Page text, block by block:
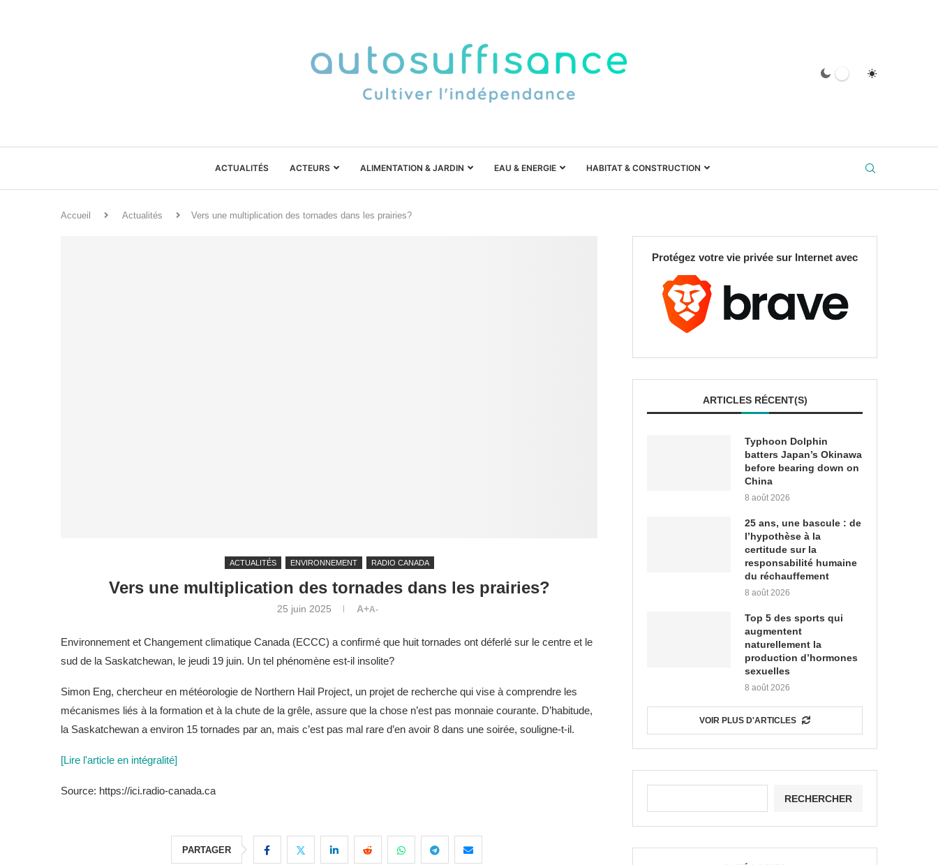
ACTUALITÉS ACTEURS ALIMENTATION & JARDIN EAU & ENERGIE HABITAT & CONSTRUCTION
Accueil Actualités Vers une multiplication des tornades dans les prairies?
ACTUALITÉS ENVIRONNEMENT RADIO CANADA
Vers une multiplication des tornades dans les prairies?
25 juin 2025 A+A-
Environnement et Changement climatique Canada (ECCC) a confirmé que huit tornades ont déferlé sur le centre et le
sud de la Saskatchewan, le jeudi 19 juin. Un tel phénomène est-il insolite?
Simon Eng, chercheur en météorologie de Northern Hail Project, un projet de recherche qui vise à comprendre les
mécanismes liés à la formation et à la chute de la grêle, assure que la chose n’est pas monnaie courante. D’habitude,
la Saskatchewan a environ 15 tornades par an, mais c’est pas mal rare d’en avoir 8 dans une soirée, souligne-t-il.
[Lire l'article en intégralité]
Source: https://ici.radio-canada.ca
PARTAGER
Protégez votre vie privée sur Internet avec
ARTICLES RÉCENT(S)
Typhoon Dolphin
batters Japan’s Okinawa
before bearing down on
China
8 août 2026
25 ans, une bascule : de
l’hypothèse à la
certitude sur la
responsabilité humaine
du réchauffement
8 août 2026
Top 5 des sports qui
augmentent
naturellement la
production d’hormones
sexuelles
8 août 2026
VOIR PLUS D'ARTICLES
RECHERCHER